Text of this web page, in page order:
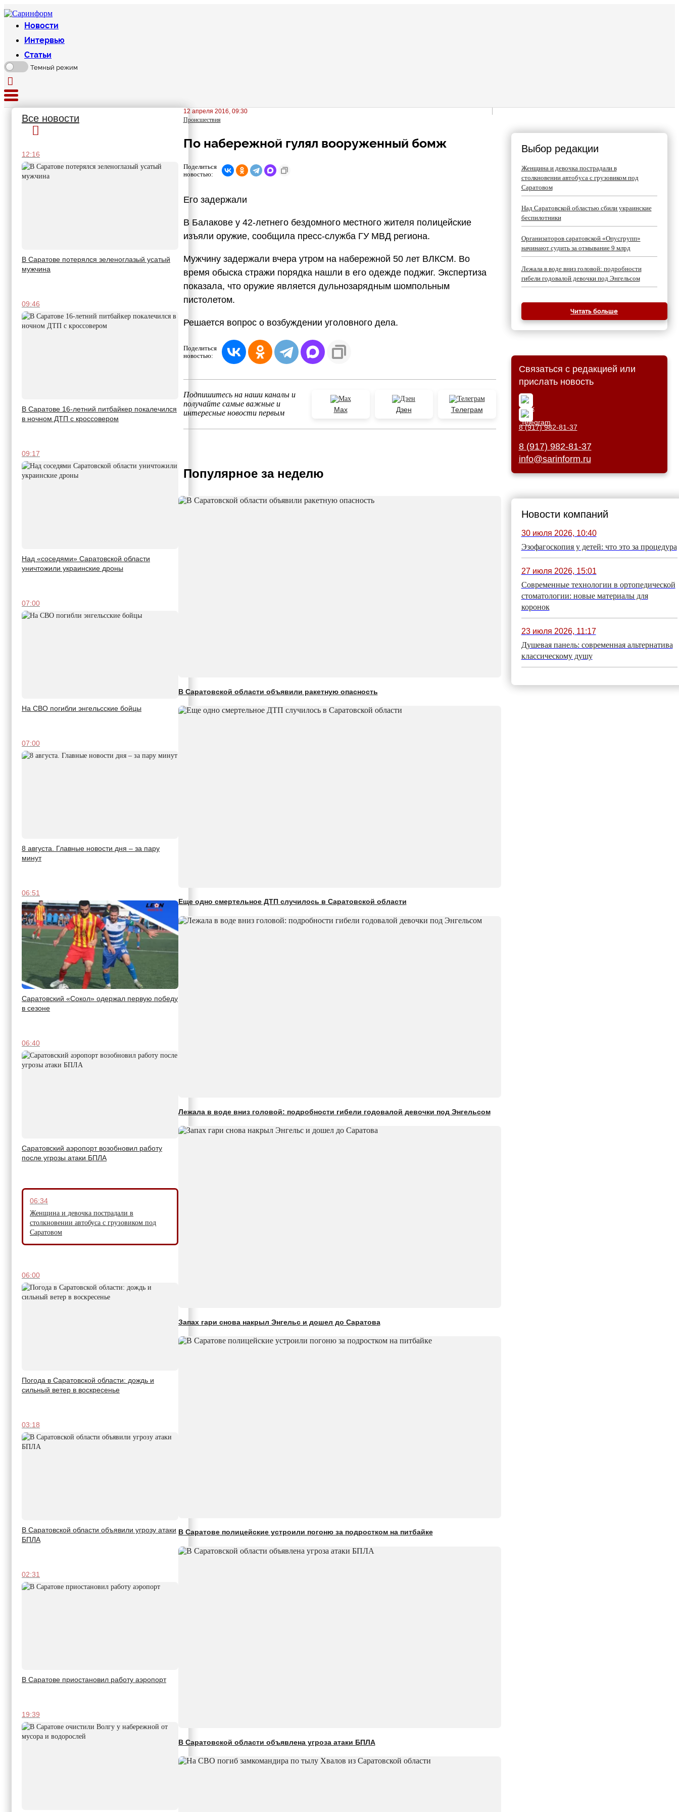
Новости
Интервью
Статьи
Темный режим
Все новости
12:16
В Саратове потерялся зеленоглазый усатый
мужчина
09:46
В Саратове 16-летний питбайкер покалечился
в ночном ДТП с кроссовером
09:17
Над «соседями» Саратовской области
уничтожили украинские дроны
07:00
На СВО погибли энгельсские бойцы
07:00
8 августа. Главные новости дня – за пару
минут
06:51
Саратовский «Сокол» одержал первую победу
в сезоне
06:40
Саратовский аэропорт возобновил работу
после угрозы атаки БПЛА
06:34
Женщина и девочка пострадали в
столкновении автобуса с грузовиком под
Саратовом
06:00
Погода в Саратовской области: дождь и
сильный ветер в воскресенье
03:18
В Саратовской области объявили угрозу атаки
БПЛА
02:31
В Саратове приостановил работу аэропорт
19:39
12 апреля 2016, 09:30
Происшествия
По набережной гулял вооруженный бомж
Поделиться
новостью:
Его задержали
В Балакове у 42-летнего бездомного местного жителя полицейские
изъяли оружие, сообщила пресс-служба ГУ МВД региона.
Мужчину задержали вчера утром на набережной 50 лет ВЛКСМ. Во
время обыска стражи порядка нашли в его одежде поджиг. Экспертиза
показала, что оружие является дульнозарядным шомпольным
пистолетом.
Решается вопрос о возбуждении уголовного дела.
Поделиться
новостью:
Подпишитесь на наши каналы и
получайте самые важные и
интересные новости первым
Max Дзен Телеграм
Популярное за неделю
В Саратовской области объявили ракетную опасность
Еще одно смертельное ДТП случилось в Саратовской области
Лежала в воде вниз головой: подробности гибели годовалой девочки под Энгельсом
Запах гари снова накрыл Энгельс и дошел до Саратова
В Саратове полицейские устроили погоню за подростком на питбайке
В Саратовской области объявлена угроза атаки БПЛА
Выбор редакции
Женщина и девочка пострадали в
столкновении автобуса с грузовиком под
Саратовом
Над Саратовской областью сбили украинские
беспилотники
Организаторов саратовской «Опусгрупп»
начинают судить за отмывание 9 млрд
Лежала в воде вниз головой: подробности
гибели годовалой девочки под Энгельсом
Читать больше
Связаться с редакцией или
прислать новость
8 (917) 982-81-37
8 (917) 982-81-37
info@sarinform.ru
Новости компаний
30 июля 2026, 10:40
Эзофагоскопия у детей: что это за процедура
27 июля 2026, 15:01
Современные технологии в ортопедической
стоматологии: новые материалы для
коронок
23 июля 2026, 11:17
Душевая панель: современная альтернатива
классическому душу